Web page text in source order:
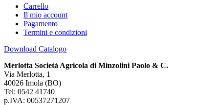
Carrello
Il mio account
Pagamento
Termini e condizioni
Download Catalogo
Merlotta Società Agricola di Minzolini Paolo & C.
Via Merlotta, 1
40026 Imola (BO)
Tel: 0542 41740
p.IVA: 00537271207